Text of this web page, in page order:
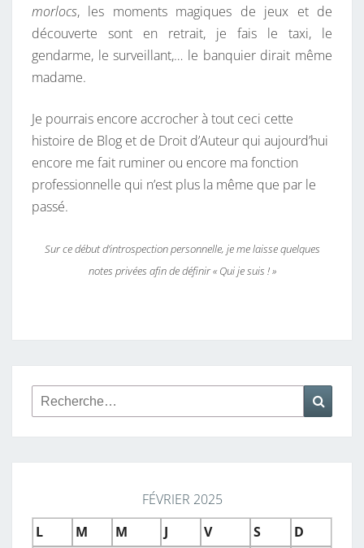
morlocs, les moments magiques de jeux et de
découverte sont en retrait, je fais le taxi, le
gendarme, le surveillant,… le banquier dirait même
madame.
Je pourrais encore accrocher à tout ceci cette
histoire de Blog et de Droit d’Auteur qui aujourd’hui
encore me fait ruminer ou encore ma fonction
professionnelle qui n’est plus la même que par le
passé.
Sur ce début d’introspection personnelle, je me laisse quelques
notes privées afin de définir « Qui je suis ! »
Rechercher :
FÉVRIER 2025
L
M M J V S
D